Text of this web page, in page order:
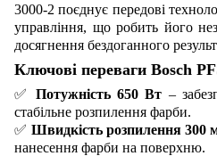
3000-2 поєднує передові
управління, що робить його
досягнення бездоганного
Ключові переваги Bosch
✅ Потужність 650 Вт –
стабільне розпилення фарби.
✅ Швидкість розпилення 300
нанесення фарби на поверхню.